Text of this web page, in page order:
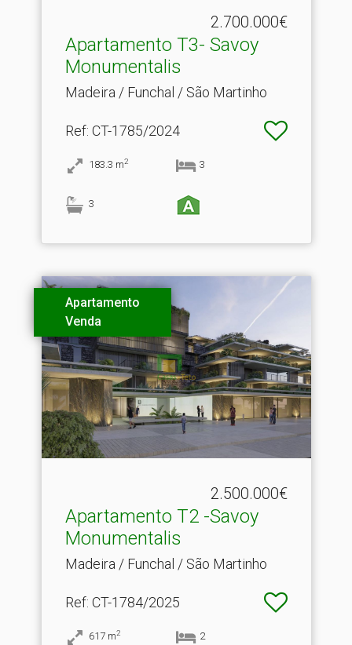
2.700.000€
Apartamento T3- Savoy
Monumentalis
Madeira / Funchal / São Martinho
Ref: CT-1785/2024
183.3 m2 3
3
Apartamento
Venda
2.500.000€
Apartamento T2 -Savoy
Monumentalis
Madeira / Funchal / São Martinho
Ref: CT-1784/2025
617 m2 2